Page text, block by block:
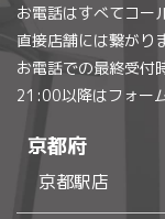
お電話はすべてコー
直接店舗には繋がり
お電話での最終受付
21:00以降はフォー
京都府
京都駅店